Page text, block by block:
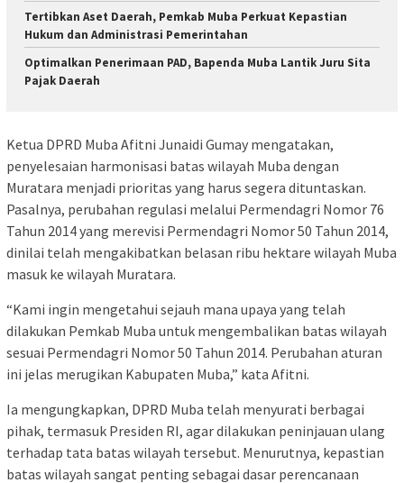
Tertibkan Aset Daerah, Pemkab Muba Perkuat Kepastian
Hukum dan Administrasi Pemerintahan
Optimalkan Penerimaan PAD, Bapenda Muba Lantik Juru Sita
Pajak Daerah
Ketua DPRD Muba Afitni Junaidi Gumay mengatakan,
penyelesaian harmonisasi batas wilayah Muba dengan
Muratara menjadi prioritas yang harus segera dituntaskan.
Pasalnya, perubahan regulasi melalui Permendagri Nomor 76
Tahun 2014 yang merevisi Permendagri Nomor 50 Tahun 2014,
dinilai telah mengakibatkan belasan ribu hektare wilayah Muba
masuk ke wilayah Muratara.
“Kami ingin mengetahui sejauh mana upaya yang telah
dilakukan Pemkab Muba untuk mengembalikan batas wilayah
sesuai Permendagri Nomor 50 Tahun 2014. Perubahan aturan
ini jelas merugikan Kabupaten Muba,” kata Afitni.
Ia mengungkapkan, DPRD Muba telah menyurati berbagai
pihak, termasuk Presiden RI, agar dilakukan peninjauan ulang
terhadap tata batas wilayah tersebut. Menurutnya, kepastian
batas wilayah sangat penting sebagai dasar perencanaan